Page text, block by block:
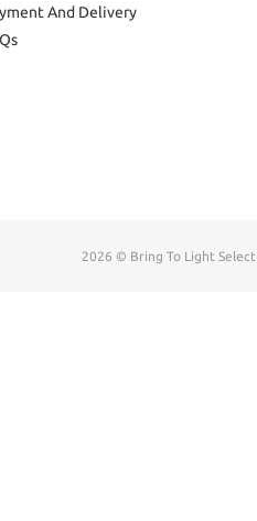
And Delivery
2026 © Bring To Light Select